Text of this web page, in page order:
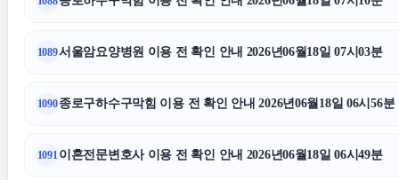
의정부법무법인
1089서울암요양병원 이용 전 확인 안내 2026년06월18일 07시03분
1090종로구하수구막힘 이용 전 확인 안내 2026년06월18일 06시56분
1091이혼전문변호사 이용 전 확인 안내 2026년06월18일 06시49분